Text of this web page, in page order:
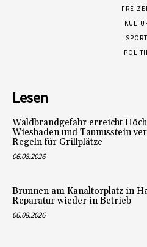
SPORT
Lesen
Waldbrandgefahr erreicht
Wiesbaden und Taunusstein
Regeln für Grillplätze
06.08.2026
Brunnen am Kanaltorplatz in
Reparatur wieder in Betrieb
06.08.2026